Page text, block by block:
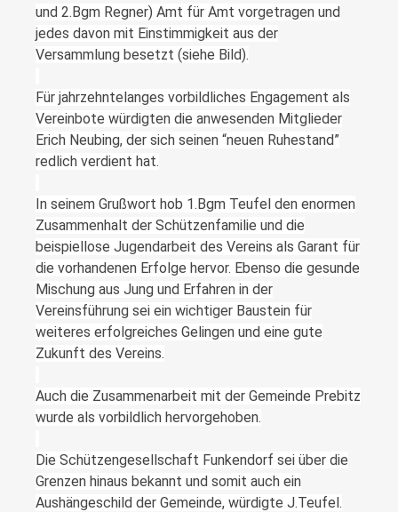
und 2.Bgm Regner) Amt für Amt vorgetragen und
jedes davon mit Einstimmigkeit aus der
Versammlung besetzt (siehe Bild).
Für jahrzehntelanges vorbildliches Engagement als
Vereinbote würdigten die anwesenden Mitglieder
Erich Neubing, der sich seinen “neuen Ruhestand”
redlich verdient hat.
In seinem Grußwort hob 1.Bgm Teufel den enormen
Zusammenhalt der Schützenfamilie und die
beispiellose Jugendarbeit des Vereins als Garant für
die vorhandenen Erfolge hervor. Ebenso die gesunde
Mischung aus Jung und Erfahren in der
Vereinsführung sei ein wichtiger Baustein für
weiteres erfolgreiches Gelingen und eine gute
Zukunft des Vereins.
Auch die Zusammenarbeit mit der Gemeinde Prebitz
wurde als vorbildlich hervorgehoben.
Die Schützengesellschaft Funkendorf sei über die
Grenzen hinaus bekannt und somit auch ein
Aushängeschild der Gemeinde, würdigte J.Teufel.